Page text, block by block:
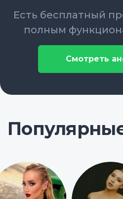
Есть бесплатный
полным
Смотреть